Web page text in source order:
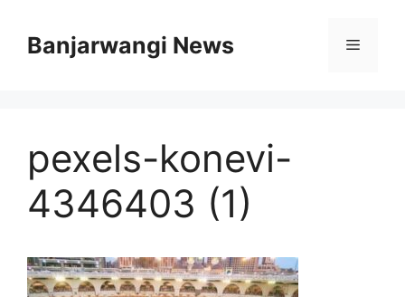
Banjarwangi News Menu
pexels-konevi-
4346403 (1)